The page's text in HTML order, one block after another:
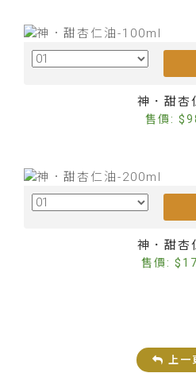
神．甜杏
售價:
神．甜杏
售價:
上一